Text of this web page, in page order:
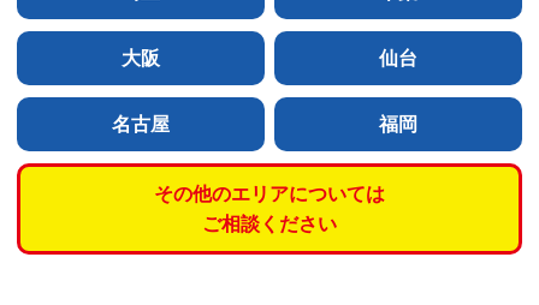
大阪 仙台
名古屋 福岡
その他のエリアについては
ご相談ください